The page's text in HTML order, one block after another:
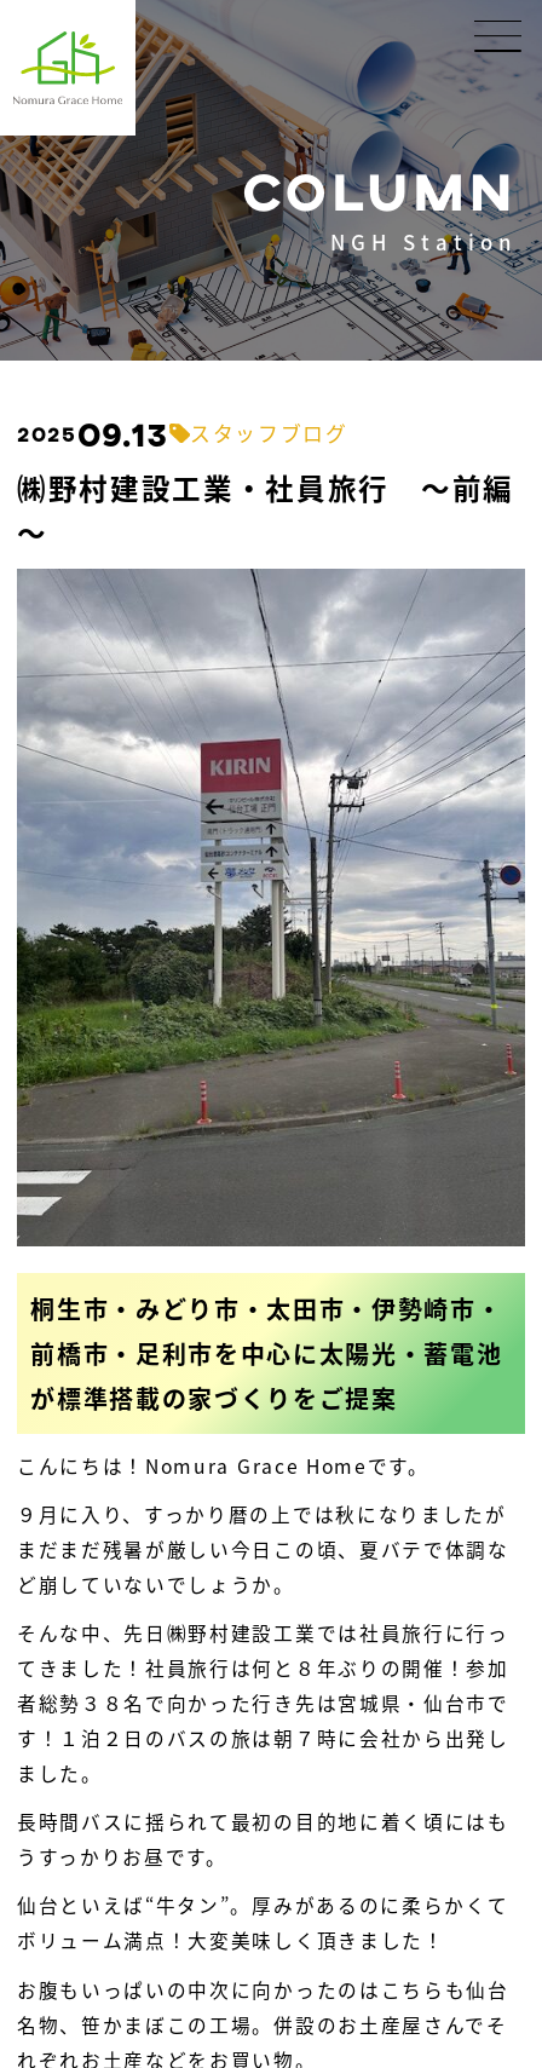
COLUMN
NGH Station
2025 09.13 スタッフブログ
㈱野村建設工業・社員旅行 ～前編
～
桐生市・みどり市・太田市・伊勢崎市・
前橋市・足利市を中心に太陽光・蓄電池
が標準搭載の家づくりをご提案
こんにちは！Nomura Grace Homeです。
９月に入り、すっかり暦の上では秋になりましたが
まだまだ残暑が厳しい今日この頃、夏バテで体調な
ど崩していないでしょうか。
そんな中、先日㈱野村建設工業では社員旅行に行っ
てきました！社員旅行は何と８年ぶりの開催！参加
者総勢３８名で向かった行き先は宮城県・仙台市で
す！１泊２日のバスの旅は朝７時に会社から出発し
ました。
長時間バスに揺られて最初の目的地に着く頃にはも
うすっかりお昼です。
仙台といえば“牛タン”。厚みがあるのに柔らかくて
ボリューム満点！大変美味しく頂きました！
お腹もいっぱいの中次に向かったのはこちらも仙台
名物、笹かまぼこの工場。併設のお土産屋さんでそ
れぞれお土産などをお買い物。